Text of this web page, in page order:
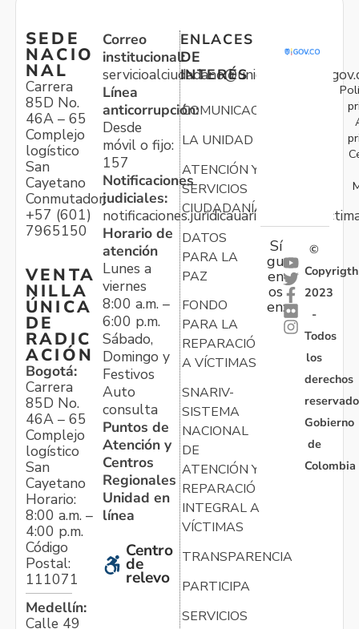
SEDE
NACIO
NAL
Carrera
85D No.
46A – 65
Complejo
logístico
San
Cayetano
Conmutador:
+57 (601)
7965150
VENTA
NILLA
ÚNICA
DE
RADIC
ACIÓN
Bogotá:
Carrera
85D No.
46A – 65
Complejo
logístico
San
Cayetano
Horario:
8:00 a.m. –
4:00 p.m.
Código
Postal:
111071
Medellín:
Calle 49
Correo
institucional:
Línea
anticorrupción:
Desde
móvil o fijo:
157
Notificaciones
judiciales:
Horario de
atención
Lunes a
viernes
8:00 a.m. –
6:00 p.m.
Sábado,
Domingo y
Festivos
Auto
consulta
Puntos de
Atención y
Centros
Regionales
Unidad en
línea
Centro
de
relevo
ENLACES
DE
INTERÉS
COMUNICACIONES
LA UNIDAD
ATENCIÓN Y
SERVICIOS
CIUDADANÍA
DATOS
PARA LA
PAZ
FONDO
PARA LA
REPARACIÓN
A VÍCTIMAS
SNARIV-
SISTEMA
NACIONAL
DE
ATENCIÓN Y
REPARACIÓN
INTEGRAL A
VÍCTIMAS
TRANSPARENCIA
PARTICIPA
SERVICIOS
Sí
gu
en
os
en:
©
Copyrigth
2023
-
Todos
los
derechos
Gobierno
de
Colombia